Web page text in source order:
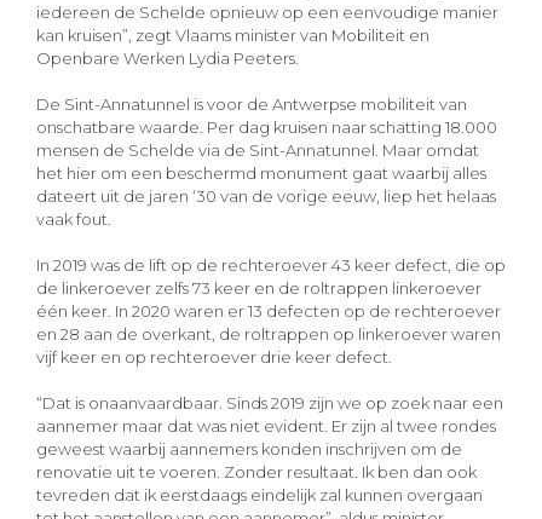
iedereen de Schelde opnieuw op een eenvoudige manier
kan kruisen”, zegt Vlaams minister van Mobiliteit en
Openbare Werken Lydia Peeters.
De Sint-Annatunnel is voor de Antwerpse mobiliteit van
onschatbare waarde. Per dag kruisen naar schatting 18.000
mensen de Schelde via de Sint-Annatunnel. Maar omdat
het hier om een beschermd monument gaat waarbij alles
dateert uit de jaren ‘30 van de vorige eeuw, liep het helaas
vaak fout.
In 2019 was de lift op de rechteroever 43 keer defect, die op
de linkeroever zelfs 73 keer en de roltrappen linkeroever
één keer. In 2020 waren er 13 defecten op de rechteroever
en 28 aan de overkant, de roltrappen op linkeroever waren
vijf keer en op rechteroever drie keer defect.
“Dat is onaanvaardbaar. Sinds 2019 zijn we op zoek naar een
aannemer maar dat was niet evident. Er zijn al twee rondes
geweest waarbij aannemers konden inschrijven om de
renovatie uit te voeren. Zonder resultaat. Ik ben dan ook
tevreden dat ik eerstdaags eindelijk zal kunnen overgaan